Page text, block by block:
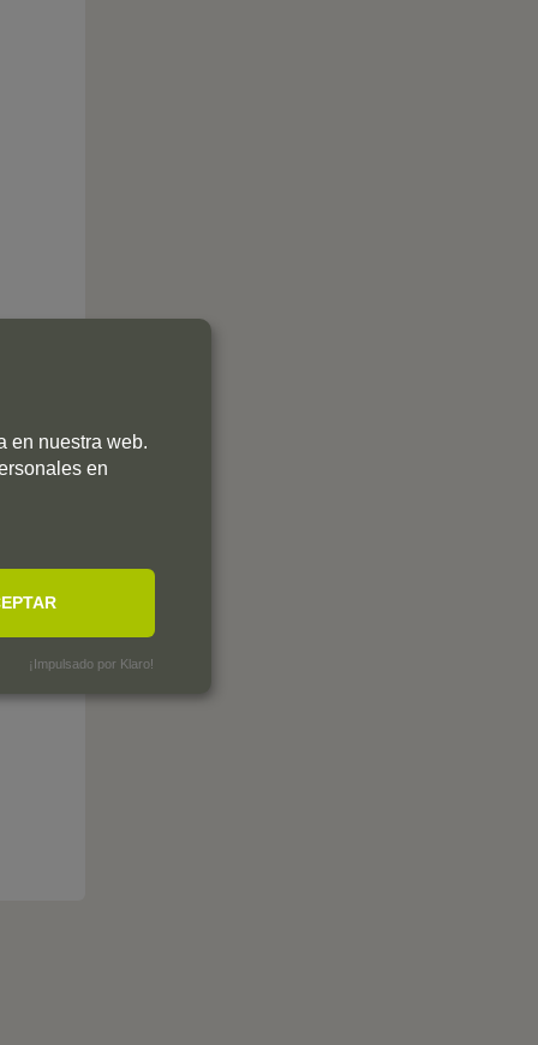
en nuestra web.
en
¡Impulsado por Klaro!